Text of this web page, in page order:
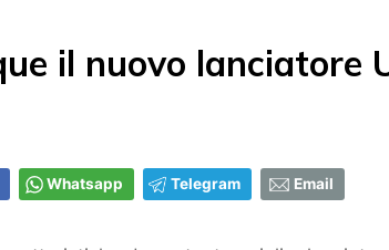
il nuovo lanciatore
Whatsapp Telegram Email